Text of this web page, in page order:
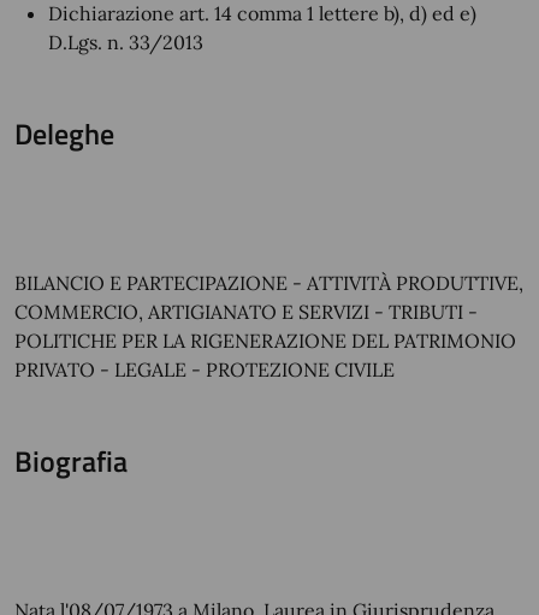
Dichiarazione art. 14 comma 1 lettere b), d) ed e)
D.Lgs. n. 33/2013
Deleghe
BILANCIO E PARTECIPAZIONE - ATTIVITÀ PRODUTTIVE,
COMMERCIO, ARTIGIANATO E SERVIZI - TRIBUTI -
POLITICHE PER LA RIGENERAZIONE DEL PATRIMONIO
PRIVATO - LEGALE - PROTEZIONE CIVILE
Biografia
Nata l'08/07/1973 a Milano, Laurea in Giurisprudenza,